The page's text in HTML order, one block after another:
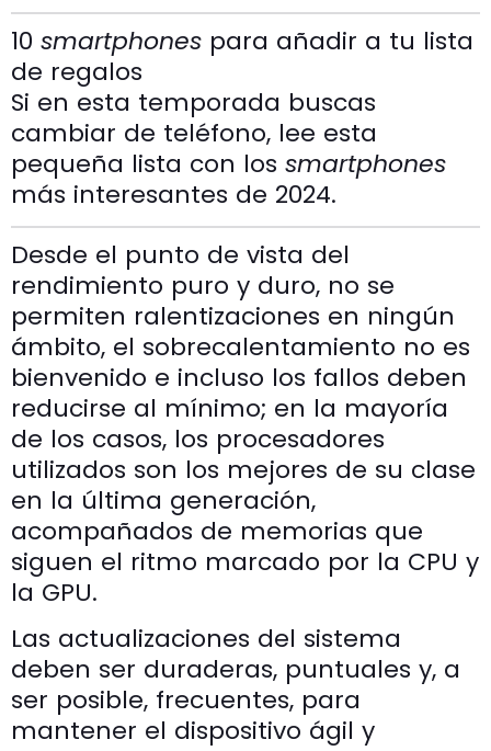
10 smartphones para añadir a tu lista
de regalos
Si en esta temporada buscas
cambiar de teléfono, lee esta
pequeña lista con los smartphones
más interesantes de 2024.
Desde el punto de vista del
rendimiento puro y duro, no se
permiten ralentizaciones en ningún
ámbito, el sobrecalentamiento no es
bienvenido e incluso los fallos deben
reducirse al mínimo; en la mayoría
de los casos, los procesadores
utilizados son los mejores de su clase
en la última generación,
acompañados de memorias que
siguen el ritmo marcado por la CPU y
la GPU.
Las actualizaciones del sistema
deben ser duraderas, puntuales y, a
ser posible, frecuentes, para
mantener el dispositivo ágil y